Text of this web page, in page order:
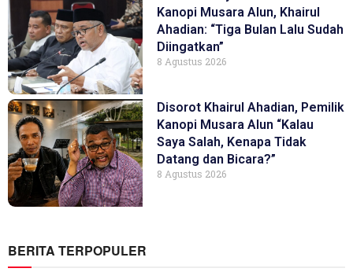
Kanopi Musara Alun, Khairul
Ahadian: “Tiga Bulan Lalu Sudah
Diingatkan”
8 Agustus 2026
Disorot Khairul Ahadian, Pemilik
Kanopi Musara Alun “Kalau
Saya Salah, Kenapa Tidak
Datang dan Bicara?”
8 Agustus 2026
BERITA TERPOPULER